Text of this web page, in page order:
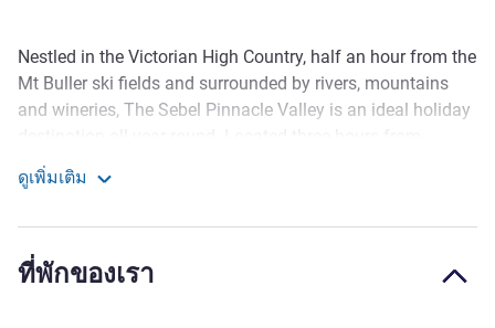
รายละเอียด
Nestled in the Victorian High Country, half an hour from the
Mt Buller ski fields and surrounded by rivers, mountains
and wineries, The Sebel Pinnacle Valley is an ideal holiday
Melbourne city, this contemporary resort offers stylish self
contained apartments, plus a restaurant, bar and pool.
months.
ดูเพิ่มเติม
ที่พักของเรา